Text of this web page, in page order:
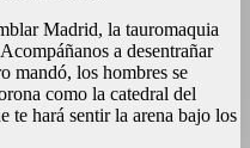
Madrid, la tauromaquia
a desentrañar
mandó, los hombres se
como la catedral del
te hará sentir la arena bajo los